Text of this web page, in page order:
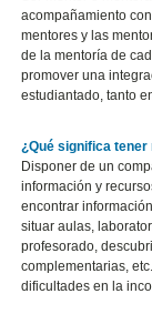
acompañamiento
mentores y las
de la mentoría de
promover una
estudiantado, tanto
¿Qué significa tener
Disponer de un
información y
encontrar
situar aulas,
profesorado,
complementarias,
dificultades en la